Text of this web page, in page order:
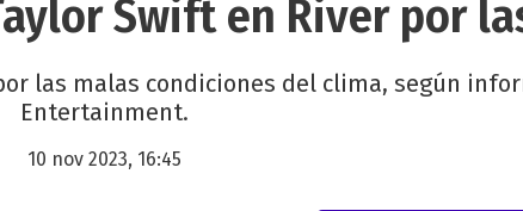
Swift en River por
las malas condiciones del clima, según
Entertainment.
10 nov 2023, 16:45